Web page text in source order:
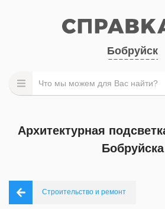
Бобруйск
Архитектурная
Бобруйска
Строительство и ремонт